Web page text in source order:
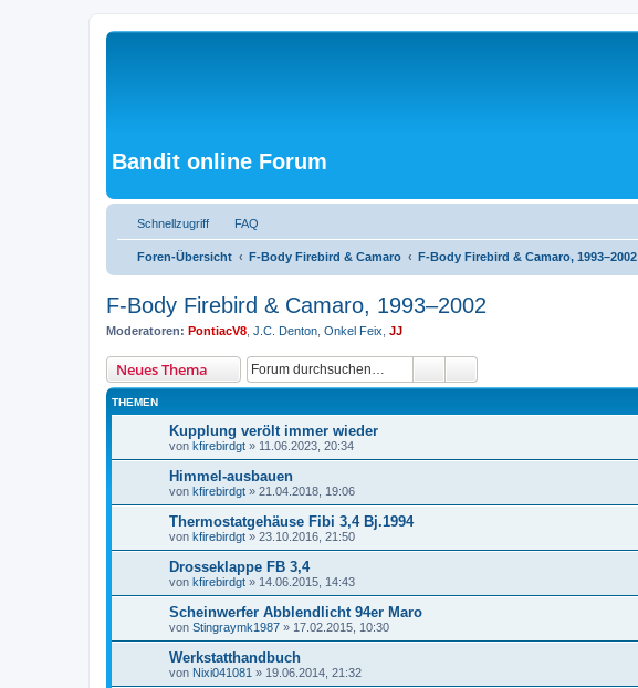
Bandit online Forum
Schnellzugriff FAQ
Foren-Übersicht F-Body Firebird & Camaro F-Body Firebird & Camaro, 1993–2002
F-Body Firebird & Camaro, 1993–2002
Moderatoren: PontiacV8 J.C. Denton Onkel Feix JJ
Neues Thema
THEMEN
Kupplung verölt immer wieder
von kfirebirdgt » 11.06.2023, 20:34
Himmel-ausbauen
von kfirebirdgt » 21.04.2018, 19:06
Thermostatgehäuse Fibi 3,4 Bj.1994
von kfirebirdgt » 23.10.2016, 21:50
Drosseklappe FB 3,4
von kfirebirdgt » 14.06.2015, 14:43
Scheinwerfer Abblendlicht 94er Maro
von Stingraymk1987 » 17.02.2015, 10:30
Werkstatthandbuch
von Nixi041081 » 19.06.2014, 21:32